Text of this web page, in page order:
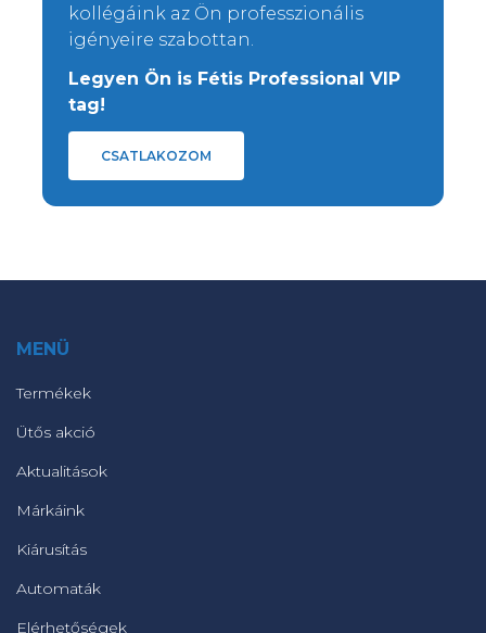
kollégáink az Ön professzionális
igényeire szabottan.
Legyen Ön is Fétis Professional VIP
tag!
CSATLAKOZOM
MENÜ
Termékek
Ütős akció
Aktualitások
Márkáink
Kiárusítás
Automaták
Elérhetőségek